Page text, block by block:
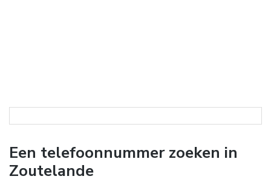
Een telefoonnummer zoeken in
Zoutelande